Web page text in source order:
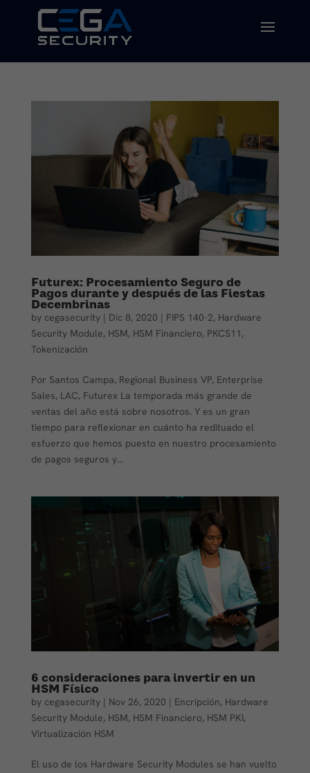
Futurex: Procesamiento Seguro de
Pagos durante y después de las Fiestas
Decembrinas
by cegasecurity| Dic 8, 2020 | FIPS 140-2, Hardware
Security Module, HSM, HSM Financiero, PKCS11 ,
Tokenización
Por Santos Campa, Regional Business VP, Enterprise
Sales, LAC, Futurex La temporada más grande de
ventas del año está sobre nosotros. Y es un gran
tiempo para reflexionar en cuánto ha redituado el
esfuerzo que hemos puesto en nuestro procesamiento
de pagos seguros y...
6 consideraciones para invertir en un
HSM Físico
by cegasecurity| Nov 26, 2020 | Encripción, Hardware
Security Module, HSM, HSM Financiero, HSM PKI,
Virtualización HSM
El uso de los Hardware Security Modules se han vuelto